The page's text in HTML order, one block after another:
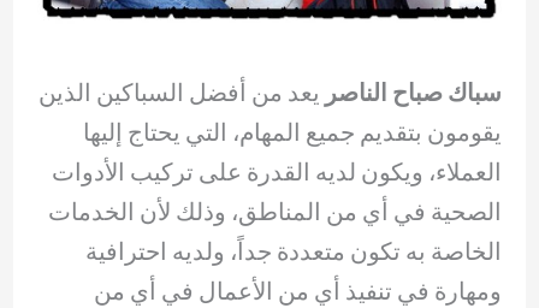
سباك صباح الناصر يعد من أفضل السباكين الذين
يقومون بتقديم جميع المهام، التي يحتاج إليها
العملاء، ويكون لديه القدرة على تركيب الأدوات
الصحية في أي من المناطق، وذلك لأن الخدمات
الخاصة به تكون متعددة جداً، ولديه احترافية
ومهارة في تنفيذ أي من الأعمال في أي من